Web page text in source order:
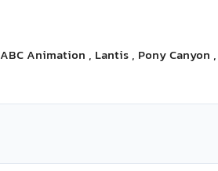
ABC Animation , Lantis , Pony Canyon ,